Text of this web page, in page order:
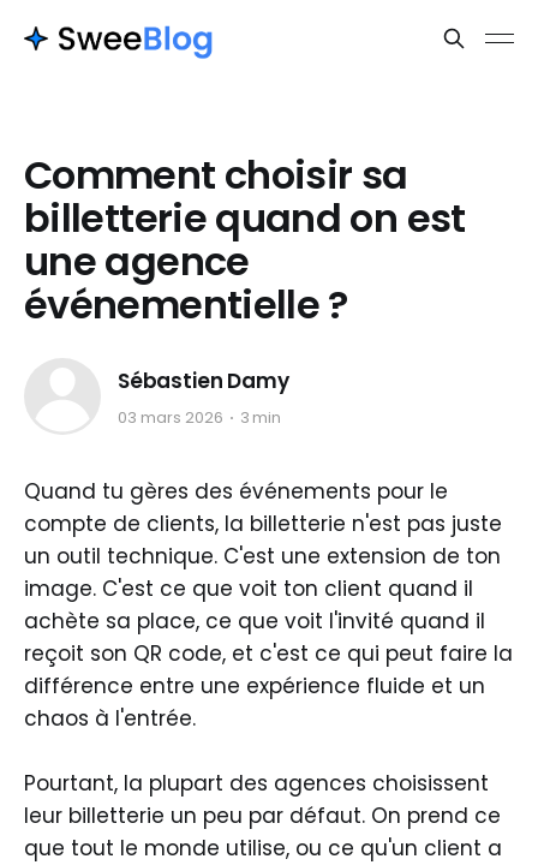
Comment choisir sa
billetterie quand on est
une agence
événementielle ?
Sébastien Damy
03 mars 2026 3 min
Quand tu gères des événements pour le
compte de clients, la billetterie n'est pas juste
un outil technique. C'est une extension de ton
image. C'est ce que voit ton client quand il
achète sa place, ce que voit l'invité quand il
reçoit son QR code, et c'est ce qui peut faire la
différence entre une expérience fluide et un
chaos à l'entrée.
Pourtant, la plupart des agences choisissent
leur billetterie un peu par défaut. On prend ce
que tout le monde utilise, ou ce qu'un client a